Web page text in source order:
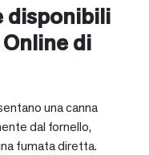
disponibili
di
una canna
dal fornello,
fumata diretta.